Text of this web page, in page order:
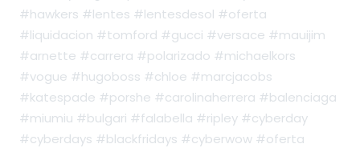
#hawkers #lentes #lentesdesol #oferta
#liquidacion #tomford #gucci #versace #mauijim
#arnette #carrera #polarizado #michaelkors
#vogue #hugoboss #chloe #marcjacobs
#katespade #porshe #carolinaherrera #balenciaga
#miumiu #bulgari #falabella #ripley #cyberday
#cyberdays #blackfridays #cyberwow #oferta